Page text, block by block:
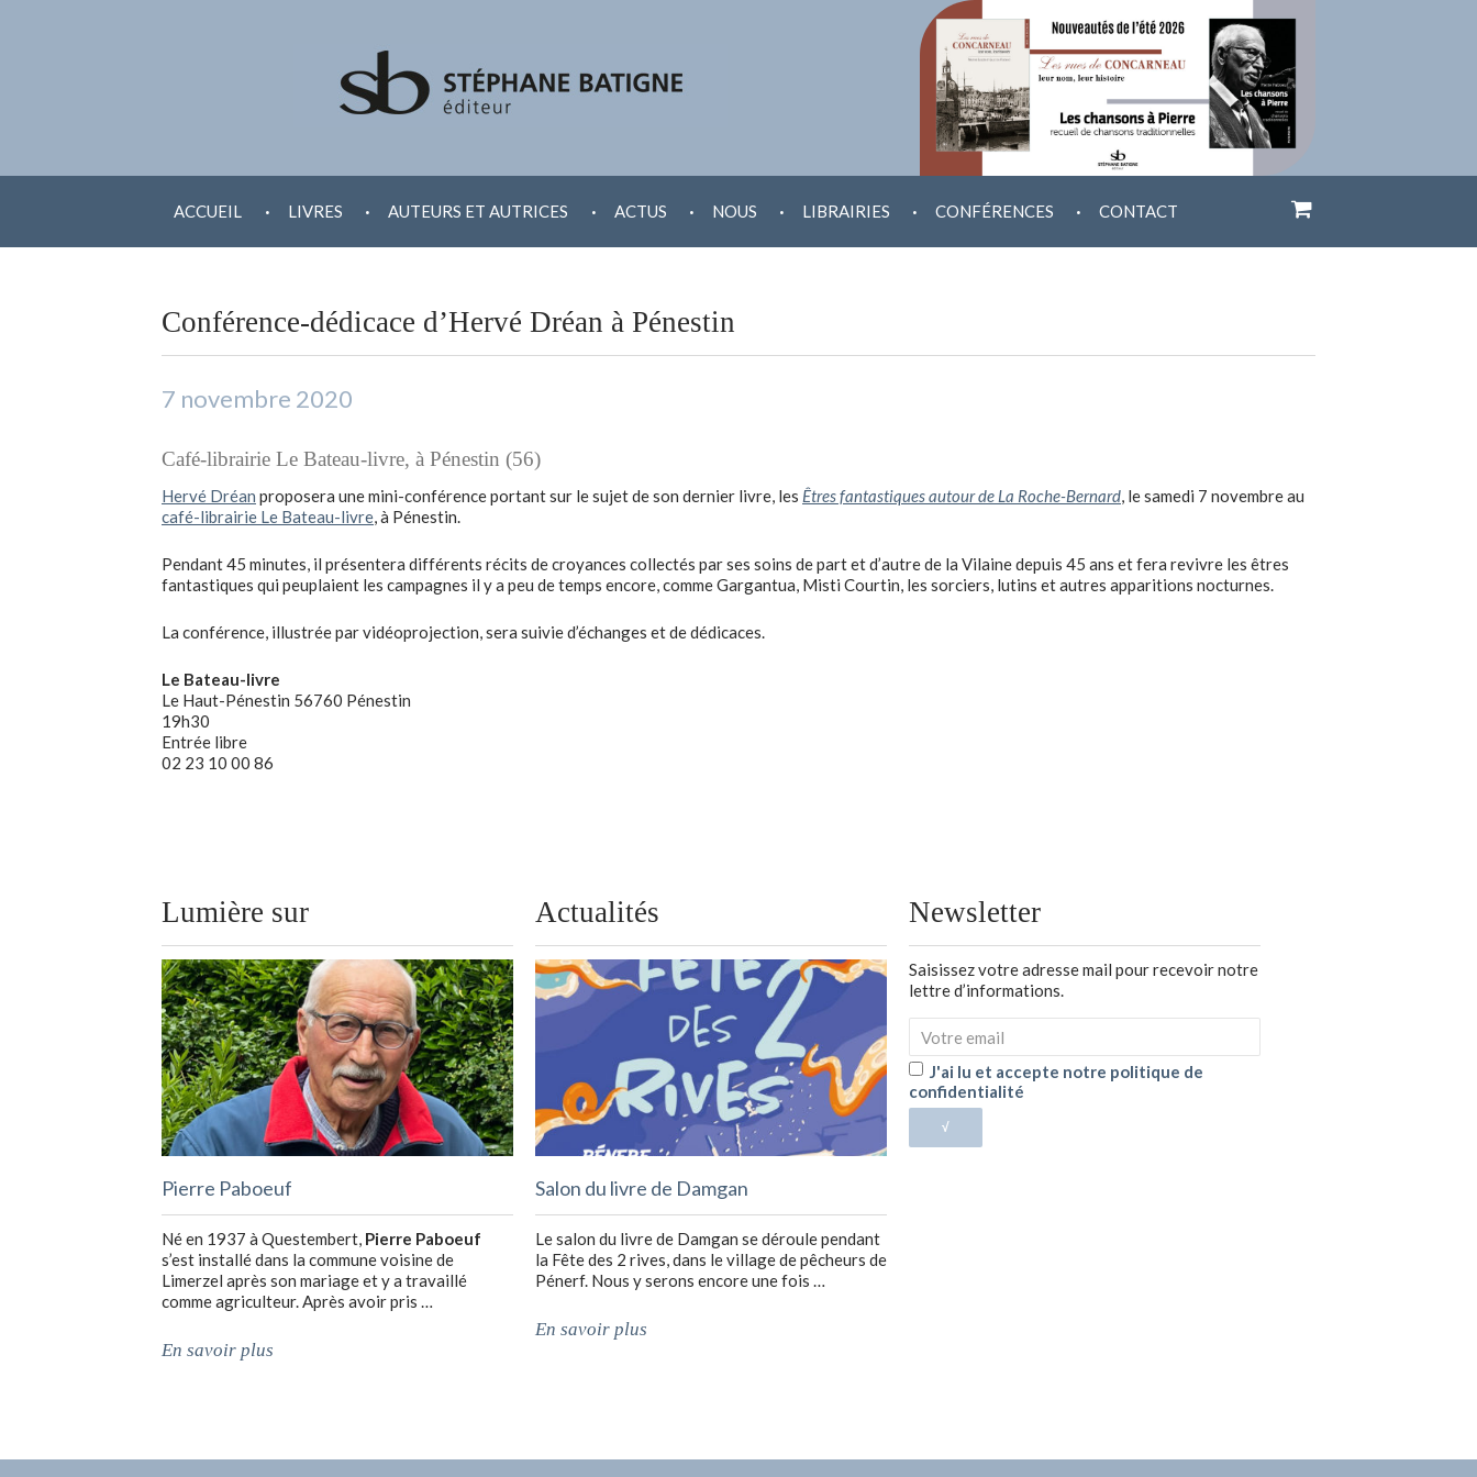
AU
ACCUEIL . LIVRES . AUTEURS ET AUTRICES . ACTUS . NOUS . LIBRAIRIES . CONFÉRENCES . CONTACT
Conférence-dédicace d’Hervé Dréan à Pénestin
7 novembre 2020
Café-librairie Le Bateau-livre, à Pénestin (56)
Hervé Dréan proposera une mini-conférence portant sur le sujet de son dernier livre, les Êtres fantastiques autour de La Roche-Bernard, le samedi 7 novembre au
café-librairie Le Bateau-livre, à Pénestin.
Pendant 45 minutes, il présentera différents récits de croyances collectés par ses soins de part et d’autre de la Vilaine depuis 45 ans et fera revivre les êtres
fantastiques qui peuplaient les campagnes il y a peu de temps encore, comme Gargantua, Misti Courtin, les sorciers, lutins et autres apparitions nocturnes.
La conférence, illustrée par vidéoprojection, sera suivie d’échanges et de dédicaces.
Le Bateau-livre
Le Haut-Pénestin 56760 Pénestin
19h30
Entrée libre
02 23 10 00 86
Lumière sur
Pierre Paboeuf
Né en 1937 à Questembert, Pierre Paboeuf
s’est installé dans la commune voisine de
Limerzel après son mariage et y a travaillé
comme agriculteur. Après avoir pris …
En savoir plus
Actualités
Salon du livre de Damgan
Le salon du livre de Damgan se déroule pendant
la Fête des 2 rives, dans le village de pêcheurs de
Pénerf. Nous y serons encore une fois …
En savoir plus
Newsletter
Saisissez votre adresse mail pour recevoir notre
lettre d’informations.
J'ai lu et accepte notre politique de
confidentialité
√